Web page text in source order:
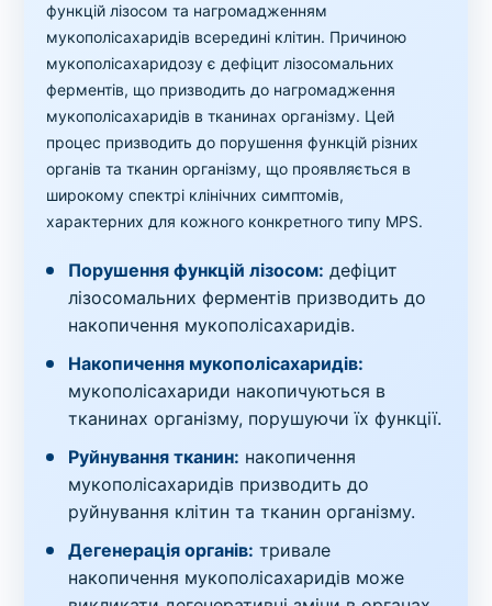
функцій лізосом та нагромадженням
мукополісахаридів всередині клітин. Причиною
мукополісахаридозу є дефіцит лізосомальних
ферментів, що призводить до нагромадження
мукополісахаридів в тканинах організму. Цей
процес призводить до порушення функцій різних
органів та тканин організму, що проявляється в
широкому спектрі клінічних симптомів,
характерних для кожного конкретного типу MPS.
Порушення функцій лізосом: дефіцит
лізосомальних ферментів призводить до
накопичення мукополісахаридів.
Накопичення мукополісахаридів:
мукополісахариди накопичуються в
тканинах організму, порушуючи їх функції.
Руйнування тканин: накопичення
мукополісахаридів призводить до
руйнування клітин та тканин організму.
Дегенерація органів: тривале
накопичення мукополісахаридів може